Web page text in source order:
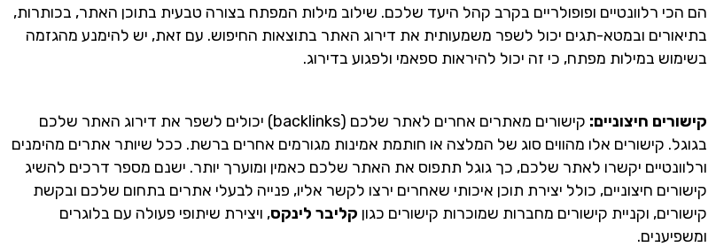
הם הכי רלוונטיים ופופולריים בקרב קהל היעד שלכם. שילוב מילות המפתח בצורה טבעית בתוכן האתר, בכותרות,
בתיאורים ובמטא-תגים יכול לשפר משמעותית את דירוג האתר בתוצאות החיפוש. עם זאת, יש להימנע מהגזמה
בשימוש במילות מפתח, כי זה יכול להיראות ספאמי ולפגוע בדירוג.
קישורים חיצוניים:
קישורים מאתרים אחרים לאתר שלכם (backlinks) יכולים לשפר את דירוג האתר שלכם
בגוגל. קישורים אלו מהווים סוג של המלצה או חותמת אמינות מגורמים אחרים ברשת. ככל שיותר אתרים מהימנים
ורלוונטיים יקשרו לאתר שלכם, כך גוגל תתפוס את האתר שלכם כאמין ומוערך יותר. ישנם מספר דרכים להשיג
קישורים חיצוניים, כולל יצירת תוכן איכותי שאחרים ירצו לקשר אליו, פנייה לבעלי אתרים בתחום שלכם ובקשת
קישורים, וקניית קישורים מחברות שמוכרות קישורים כגון קליבר לינקס, ויצירת שיתופי פעולה עם בלוגרים
ומשפיענים.